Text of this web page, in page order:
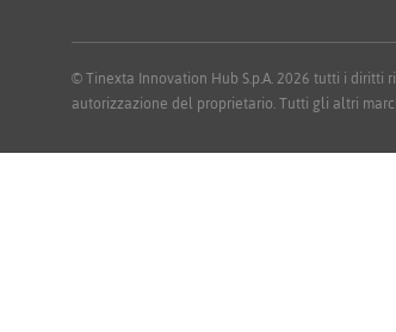
© Tinexta Innovation Hub S.p.A. 2026 tutti i
autorizzazione del proprietario. Tutti gli altri